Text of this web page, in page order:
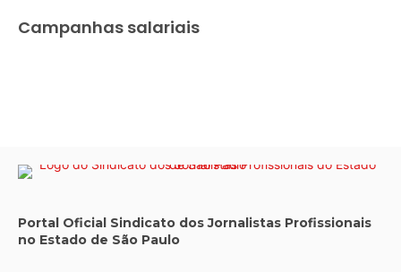
Campanhas salariais
Portal Oficial Sindicato dos Jornalistas Profissionais
no Estado de São Paulo